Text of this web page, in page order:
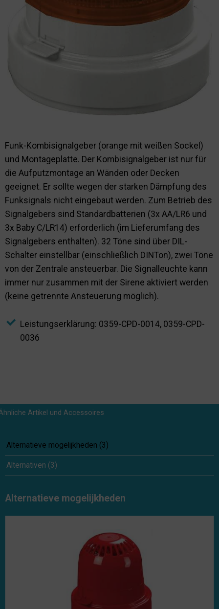
Funk-Kombisignalgeber (orange mit weißen Sockel)
und Montageplatte. Der Kombisignalgeber ist nur für
die Aufputzmontage an Wänden oder Decken
geeignet. Er sollte wegen der starken Dämpfung des
Funksignals nicht eingebaut werden. Zum Betrieb des
Signalgebers sind Standardbatterien (3x AA/LR6 und
3x Baby C/LR14) erforderlich (im Lieferumfang des
Signalgebers enthalten). 32 Töne sind über DIL-
Schalter einstellbar (einschließlich DINTon), zwei Töne
von der Zentrale ansteuerbar. Die Signalleuchte kann
immer nur zusammen mit der Sirene aktiviert werden
(keine getrennte Ansteuerung möglich).
Leistungserklärung: 0359-CPD-0014, 0359-CPD-
0036
Artikel und Accessoires
Alternatieve mogelijkheden (3)
Alternativen (3)
Alternatieve mogelijkheden